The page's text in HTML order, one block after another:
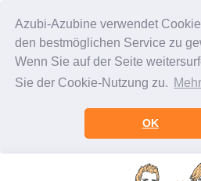
Azubi-Azubine verwendet
den bestmöglichen Service zu
Wenn Sie auf der Seite
Sie der Cookie-Nutzung zu.
OK